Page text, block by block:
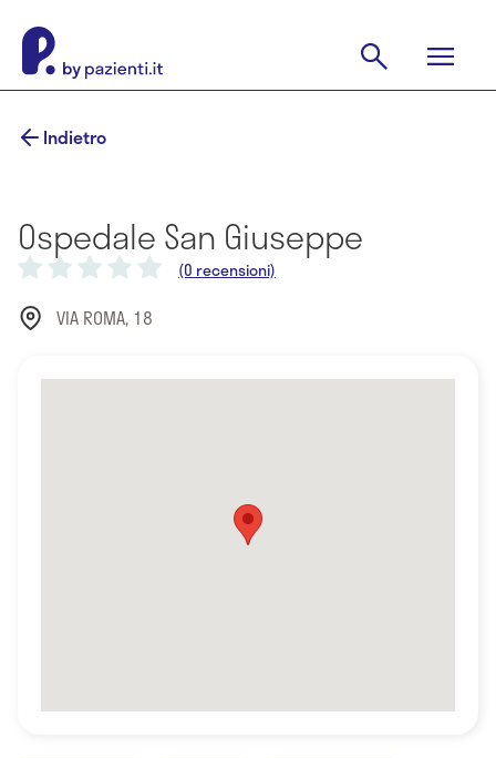
Indietro
Ospedale San Giuseppe
(0 recensioni)
VIA ROMA, 18